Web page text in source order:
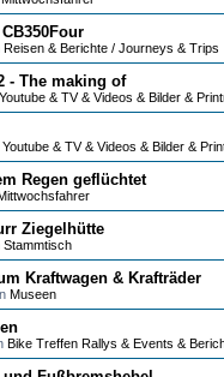
Reisen & Berichte / Journeys & Trips
- The making of
Youtube & TV & Videos & Bilder &
Youtube & TV & Videos & Bilder &
Regen geflüchtet
Ziegelhütte
Stammtisch
Kraftwagen & Krafträder
Museen
Bike Treffen Rallys & Events &